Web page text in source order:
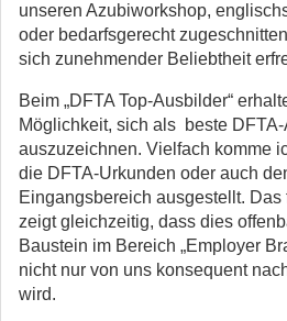
unseren Azubiworkshop,
oder bedarfsgerecht
sich zunehmender Beliebtheit
Beim „DFTA Top-Ausbilder“
Möglichkeit, sich als beste
auszuzeichnen. Vielfach komme
die DFTA-Urkunden oder auch
Eingangsbereich ausgestellt. Das
zeigt gleichzeitig, dass dies
Baustein im Bereich „Employer
nicht nur von uns konsequent
wird.